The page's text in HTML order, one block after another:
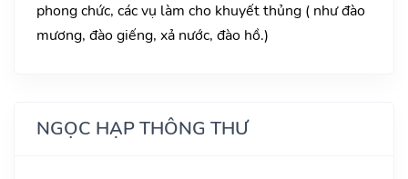
phong chức, các vụ làm cho khuyết thủng ( như đào
mương, đào giếng, xả nước, đào hồ.)
NGỌC HẠP THÔNG THƯ